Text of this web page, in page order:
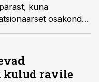
kuna
osakonda
vajalikuks.
kulud ravile